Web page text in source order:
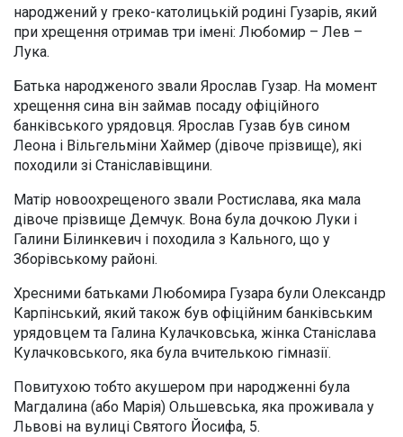
народжений у греко-католицькій родині Гузарів, який
при хрещення отримав три імені: Любомир – Лев –
Лука.
Батька народженого звали Ярослав Гузар. На момент
хрещення сина він займав посаду офіційного
банківського урядовця. Ярослав Гузав був сином
Леона і Вільгельміни Хаймер (дівоче прізвище), які
походили зі Станіславівщини.
Матір новоохрещеного звали Ростислава, яка мала
дівоче прізвище Демчук. Вона була дочкою Луки і
Галини Білинкевич і походила з Кального, що у
Зборівському районі.
Хресними батьками Любомира Гузара були Олександр
Карпінський, який також був офіційним банківським
урядовцем та Галина Кулачковська, жінка Станіслава
Кулачковського, яка була вчителькою гімназії.
Повитухою тобто акушером при народженні була
Магдалина (або Марія) Ольшевська, яка проживала у
Львові на вулиці Святого Йосифа, 5.